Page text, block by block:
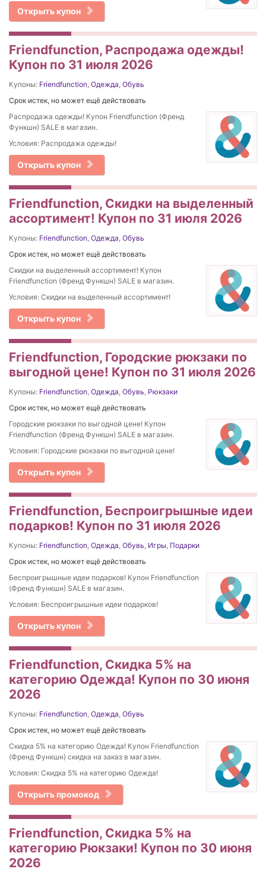
Открыть купон
Friendfunction, Распродажа одежды!
Купон по 31 июля 2026
Купоны: Friendfunction, Одежда, Обувь
Срок истек, но может ещё действовать
Распродажа одежды! Купон Friendfunction (Френд
Функшн) SALE в магазин.
Условия: Распродажа одежды!
Открыть купон
Friendfunction, Скидки на выделенный
ассортимент! Купон по 31 июля 2026
Купоны: Friendfunction, Одежда, Обувь
Срок истек, но может ещё действовать
Скидки на выделенный ассортимент! Купон
Friendfunction (Френд Функшн) SALE в магазин.
Условия: Скидки на выделенный ассортимент!
Открыть купон
Friendfunction, Городские рюкзаки по
выгодной цене! Купон по 31 июля 2026
Купоны: Friendfunction, Одежда, Обувь, Рюкзаки
Срок истек, но может ещё действовать
Городские рюкзаки по выгодной цене! Купон
Friendfunction (Френд Функшн) SALE в магазин.
Условия: Городские рюкзаки по выгодной цене!
Открыть купон
Friendfunction, Беспроигрышные идеи
подарков! Купон по 31 июля 2026
Купоны: Friendfunction, Одежда, Обувь, Игры, Подарки
Срок истек, но может ещё действовать
Беспроигрышные идеи подарков! Купон Friendfunction
(Френд Функшн) SALE в магазин.
Условия: Беспроигрышные идеи подарков!
Открыть купон
Friendfunction, Скидка 5% на
категорию Одежда! Купон по 30 июня
2026
Купоны: Friendfunction, Одежда, Обувь
Срок истек, но может ещё действовать
Скидка 5% на категорию Одежда! Купон Friendfunction
(Френд Функшн) скидка на заказ в магазин.
Условия: Скидка 5% на категорию Одежда!
Открыть промокод
Friendfunction, Скидка 5% на
категорию Рюкзаки! Купон по 30 июня
2026